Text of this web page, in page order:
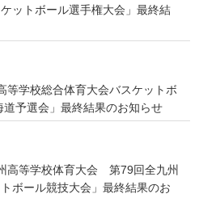
ットボール選手権大会」最終結
等学校総合体育大会バスケットボ
道予選会」最終結果のお知らせ
高等学校体育大会 第79回全九州
ボール競技大会」最終結果のお